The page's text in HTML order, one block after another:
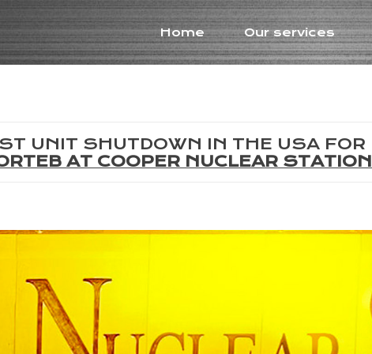
Home Our services
UNIT SHUTDOWN IN THE USA FOR
AT COOPER NUCLEAR STATION